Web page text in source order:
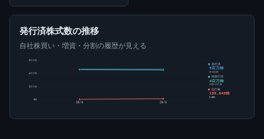
発行済株式数の推移
自社株買い・増資・分割の履歴が見える
0株
2百万株
4百万株
6百万株
25/3 26/3
発行済
5百万株
株式総数
純発行済
4百万株
総数-自己株
自己株
130,845株
2.83%